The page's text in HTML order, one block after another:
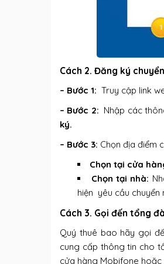
Cách 2. Đăng ký
– Bước 1: Truy cập link
– Bước 2: Nhập các
ký.
– Bước 3: Chọn địa điểm
Chọn tại cửa
Chọn tại nhà:
hiện yêu cầu
Cách 3. Gọi đến tổng
Quý thuê bao hãy gọi
cung cấp thông tin cho
cửa hàng Mobifone